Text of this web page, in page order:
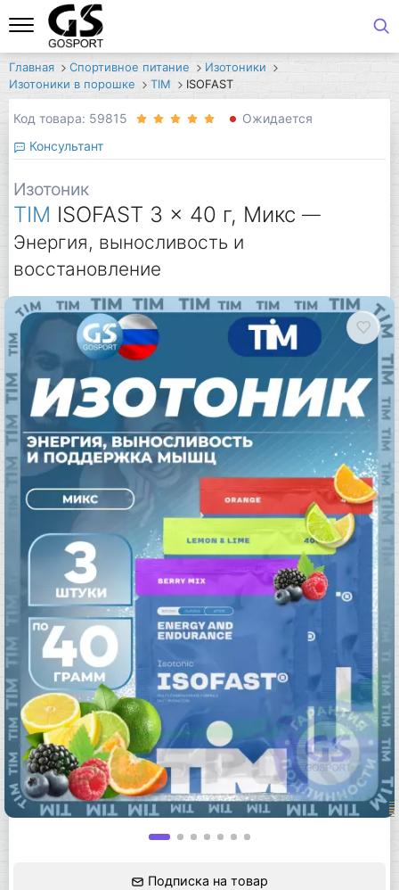
Главная Спортивное питание
Изотоники
Изотоники в порошке
TIM ISOFAST
Код товара: 59815
Ожидается
Консультант
Изотоник
TIM ISOFAST 3 x 40 г, Микс —
Энергия, выносливость и
восстановление
Подписка на товар